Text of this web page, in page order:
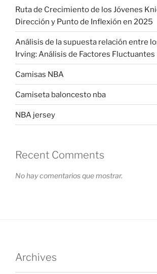
Ruta de Crecimiento de los Jóvenes
Dirección y Punto de Inflexión en 2025
Análisis de la supuesta relación entre
Irving: Análisis de Factores Fluctuantes
Camisas NBA
Camiseta baloncesto nba
NBA jersey
Recent Comments
No hay comentarios que mostrar.
Archives